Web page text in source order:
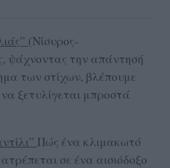
(Νίσυρος-
ψάχνοντας την απάντησή
των στίχων, βλέπουμε
ξετυλίγεται μπροστά
Πώς ένα κλιμακωτό
σε ένα αισιόδοξο